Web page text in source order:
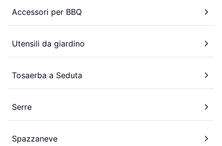
Accessori per BBQ
Utensili da giardino
Tosaerba a Seduta
Serre
Spazzaneve